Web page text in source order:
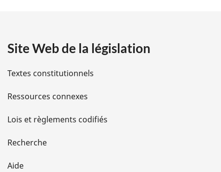
d
a
o
e
e
a
i
l
s
d
e
l
Site Web de la législation
Textes constitutionnels
Ressources connexes
Lois et règlements codifiés
Recherche
Aide